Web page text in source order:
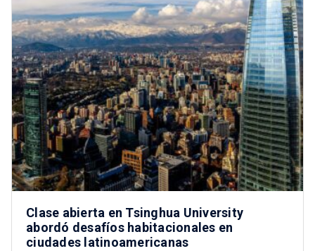
Clase abierta en Tsinghua University
abordó desafíos habitacionales en
ciudades latinoamericanas